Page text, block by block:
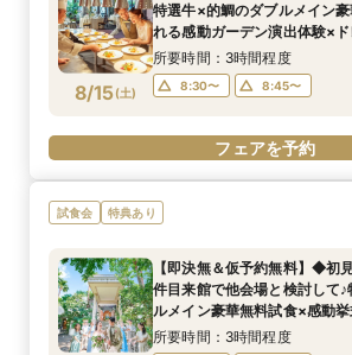
8/15(土)
特選牛×的鯛のダブルメイン
れる感動ガーデン演出体験×
万円）【BIGフェア】
所要時間：3時間程度
8:30〜 8:45〜
フェアを予約
試食会 特典あり
【即決無＆仮予約無料】◆初
件目来館で他会場と検討して
ルメイン豪華無料試食×感動
レス優待(最大36万円）【BIG
所要時間：3時間程度